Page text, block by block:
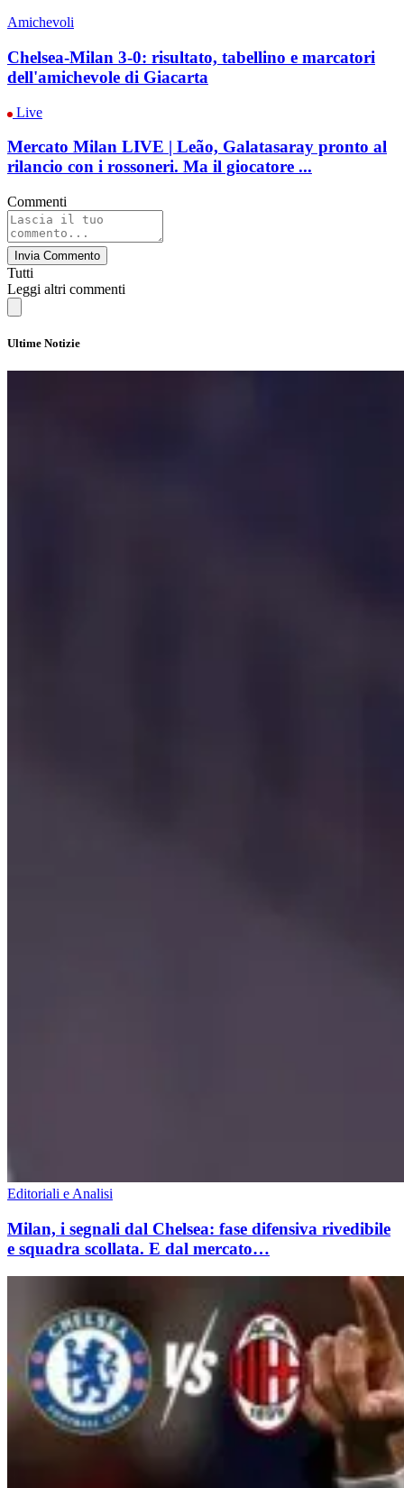
Amichevoli
Chelsea-Milan 3-0: risultato, tabellino e marcatori
dell'amichevole di Giacarta
Live
Mercato Milan LIVE | Leão, Galatasaray pronto al
rilancio con i rossoneri. Ma il giocatore ...
Commenti
Invia Commento
Tutti
Leggi altri commenti
Ultime Notizie
Editoriali e Analisi
Milan, i segnali dal Chelsea: fase difensiva rivedibile
e squadra scollata. E dal mercato…